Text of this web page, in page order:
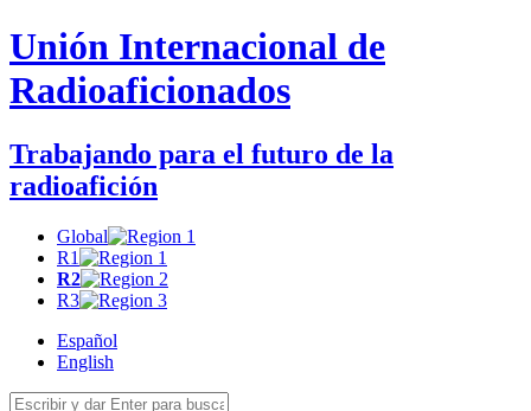
Unión Internacional de
Radioaficionados
Trabajando para el futuro de la
radioafición
Global
R1
R2
R3
Español
English